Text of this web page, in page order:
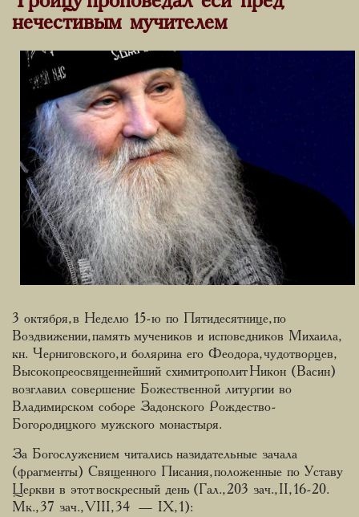
нечестивым мучителем
3 октября, в Неделю 15-ю по Пятидесятнице, по
Воздвижении, память мучеников и исповедников Михаила,
кн. Черниговского, и болярина его Феодора, чудотворцев,
Высокопреосвященнейший схимитрополит Никон (Васин)
возглавил совершение Божественной литургии во
Владимирском соборе Задонского Рождество-
Богородицкого мужского монастыря.
За Богослужением читались назидательные зачала
(фрагменты) Священного Писания, положенные по Уставу
Церкви в этот воскресный день (Гал., 203 зач., II, 16-20.
Мк., 37 зач., VIII, 34 — IX, 1):